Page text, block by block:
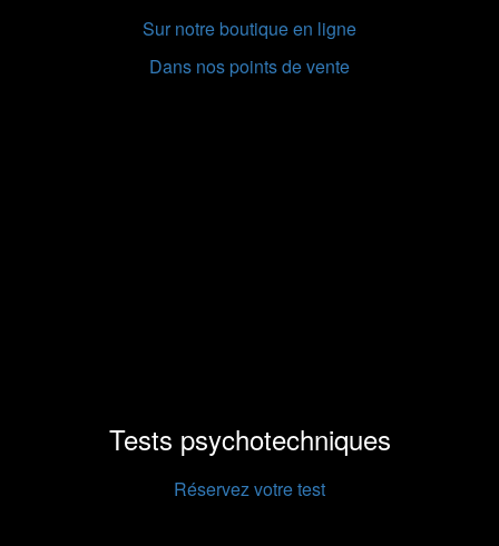
Sur notre boutique en ligne
Dans nos points de vente
Tests psychotechniques
Réservez votre test